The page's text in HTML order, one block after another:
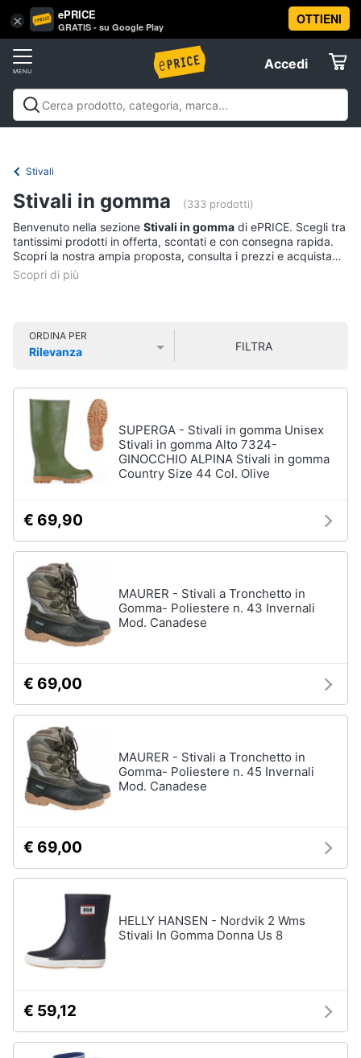
× ePRICE
GRATIS - su Google Play
OTTIENI
Accedi
Accedi
Registrati
Offerte
Informatica
Telefonia
Tv
Cinema
home
Videogiochi
Audio
Clima
Arredo
Brico
Giardinaggio
Salute
e
igiene
Beauty
Giocattoli
Prima
infanzia
Fotografia
Abbigliamento
Vai
al
Abbigliamento
Donna
donna
Cappotto
donna
Felpa
donna
Felpa
uomo
Cravatta
Piumino
uomo
Vedi
tutti
Bambino
Scarpe
Sandali
bambina
Vestiti
neonati
Copertina
neonato
Vedi
Scarpe
Anfibi
tutti
Stivali
Stivali in gomma (333 prodotti)
Benvenuto nella sezione Stivali in gomma di ePRICE. Scegli tra
tantissimi prodotti in offerta, scontati e con consegna rapida.
Scopri la nostra ampia proposta, consulta i prezzi e acquista
comodamente online.
ORDINA PER
Rilevanza
FILTRA
SUPERGA - Stivali in gomma Unisex
Stivali in gomma Alto 7324-
GINOCCHIO ALPINA Stivali in gomma
Country Size 44 Col. Olive
€ 69,90
MAURER - Stivali a Tronchetto in
Gomma- Poliestere n. 43 Invernali
Mod. Canadese
€ 69,00
MAURER - Stivali a Tronchetto in
Gomma- Poliestere n. 45 Invernali
Mod. Canadese
€ 69,00
HELLY HANSEN - Nordvik 2 Wms
Stivali In Gomma Donna Us 8
€ 59,12